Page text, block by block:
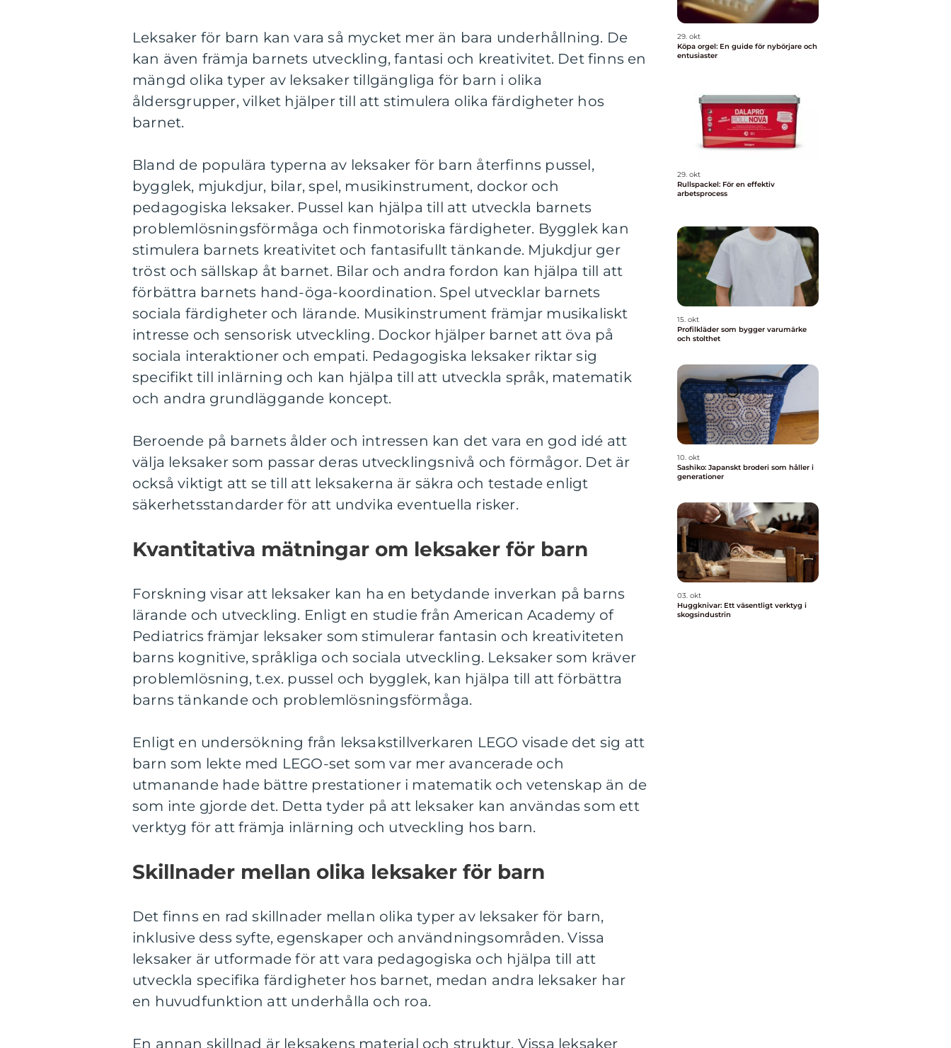
Leksaker för barn kan vara så mycket mer än bara underhållning. De
kan även främja barnets utveckling, fantasi och kreativitet. Det finns en
mängd olika typer av leksaker tillgängliga för barn i olika
åldersgrupper, vilket hjälper till att stimulera olika färdigheter hos
barnet.
Bland de populära typerna av leksaker för barn återfinns pussel,
bygglek, mjukdjur, bilar, spel, musikinstrument, dockor och
pedagogiska leksaker. Pussel kan hjälpa till att utveckla barnets
problemlösningsförmåga och finmotoriska färdigheter. Bygglek kan
stimulera barnets kreativitet och fantasifullt tänkande. Mjukdjur ger
tröst och sällskap åt barnet. Bilar och andra fordon kan hjälpa till att
förbättra barnets hand-öga-koordination. Spel utvecklar barnets
sociala färdigheter och lärande. Musikinstrument främjar musikaliskt
intresse och sensorisk utveckling. Dockor hjälper barnet att öva på
sociala interaktioner och empati. Pedagogiska leksaker riktar sig
specifikt till inlärning och kan hjälpa till att utveckla språk, matematik
och andra grundläggande koncept.
Beroende på barnets ålder och intressen kan det vara en god idé att
välja leksaker som passar deras utvecklingsnivå och förmågor. Det är
också viktigt att se till att leksakerna är säkra och testade enligt
säkerhetsstandarder för att undvika eventuella risker.
Kvantitativa mätningar om leksaker för barn
Forskning visar att leksaker kan ha en betydande inverkan på barns
lärande och utveckling. Enligt en studie från American Academy of
Pediatrics främjar leksaker som stimulerar fantasin och kreativiteten
barns kognitive, språkliga och sociala utveckling. Leksaker som kräver
problemlösning, t.ex. pussel och bygglek, kan hjälpa till att förbättra
barns tänkande och problemlösningsförmåga.
Enligt en undersökning från leksakstillverkaren LEGO visade det sig att
barn som lekte med LEGO-set som var mer avancerade och
utmanande hade bättre prestationer i matematik och vetenskap än de
som inte gjorde det. Detta tyder på att leksaker kan användas som ett
verktyg för att främja inlärning och utveckling hos barn.
Skillnader mellan olika leksaker för barn
Det finns en rad skillnader mellan olika typer av leksaker för barn,
inklusive dess syfte, egenskaper och användningsområden. Vissa
leksaker är utformade för att vara pedagogiska och hjälpa till att
utveckla specifika färdigheter hos barnet, medan andra leksaker har
en huvudfunktion att underhålla och roa.
En annan skillnad är leksakens material och struktur. Vissa leksaker
29. okt
Köpa orgel: En guide för nybörjare och
entusiaster
29. okt
Rullspackel: För en effektiv
arbetsprocess
15. okt
Profilkläder som bygger varumärke
och stolthet
10. okt
Sashiko: Japanskt broderi som håller i
generationer
03. okt
Huggknivar: Ett väsentligt verktyg i
skogsindustrin